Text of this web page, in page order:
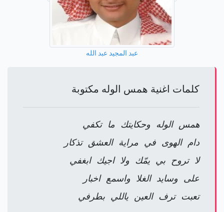
عبد المجيد عبد الله
كلمات اغنية همس الوله مكتوبة
همس الوله وحكايتك ما تكفي
دام الهوى في مراية العشق تذكار
‏لا تروح بي يمّك ولا اجيك ابغفي
على وسايد الغلا واسمع اخبار
تعبت ترف العين ياللي بطرفي